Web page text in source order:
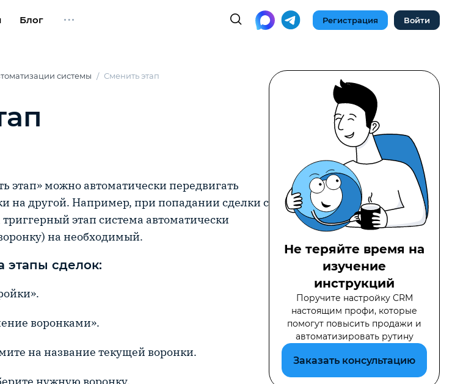
Блог Регистрация Войти
системы Сменить этап
можно автоматически передвигать
на другой. Например, при попадании сделки с
этап система автоматически
на необходимый.
этапы сделок:
воронками».
на название текущей воронки.
Не теряйте время на
изучение
инструкций
Поручите настройку CRM
настоящим профи, которые
помогут повысить продажи и
автоматизировать рутину
Заказать консультацию